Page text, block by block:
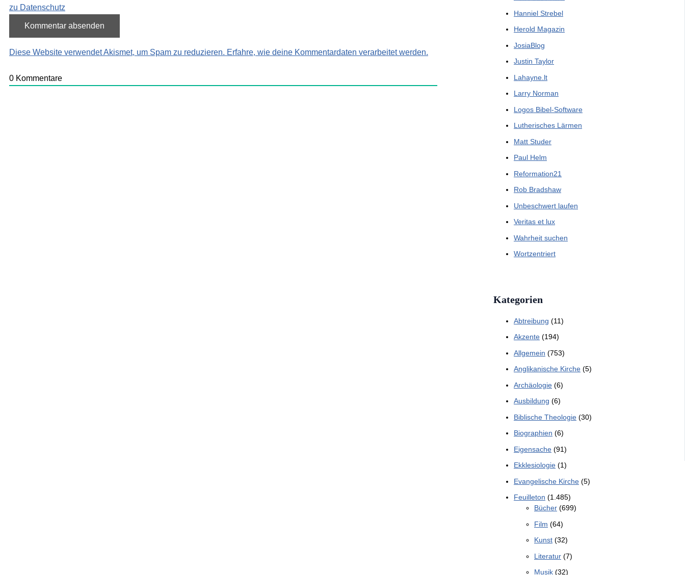
zu Datenschutz
Diese Website verwendet Akismet, um Spam zu reduzieren. Erfahre, wie deine Kommentardaten verarbeitet werden.
0 Kommentare
Hanniel Strebel
Herold Magazin
JosiaBlog
Justin Taylor
Lahayne.lt
Larry Norman
Logos Bibel-Software
Lutherisches Lärmen
Matt Studer
Paul Helm
Reformation21
Rob Bradshaw
Unbeschwert laufen
Veritas et lux
Wahrheit suchen
Wortzentriert
Kategorien
Abtreibung (11)
Akzente (194)
Allgemein (753)
Anglikanische Kirche (5)
Archäologie (6)
Ausbildung (6)
Biblische Theologie (30)
Biographien (6)
Eigensache (91)
Ekklesiologie (1)
Evangelische Kirche (5)
Feuilleton (1.485)
Bücher (699)
Film (64)
Kunst (32)
Literatur (7)
Musik (32)